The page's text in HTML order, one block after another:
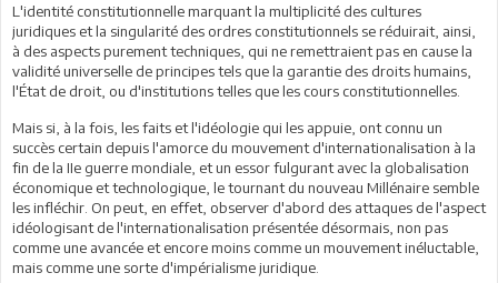
L'identité constitutionnelle marquant la multiplicité des cultures
juridiques et la singularité des ordres constitutionnels se réduirait, ainsi,
à des aspects purement techniques, qui ne remettraient pas en cause la
validité universelle de principes tels que la garantie des droits humains,
l'État de droit, ou d'institutions telles que les cours constitutionnelles.
Mais si, à la fois, les faits et l'idéologie qui les appuie, ont connu un
succès certain depuis l'amorce du mouvement d'internationalisation à la
fin de la IIe guerre mondiale, et un essor fulgurant avec la globalisation
économique et technologique, le tournant du nouveau Millénaire semble
les infléchir. On peut, en effet, observer d'abord des attaques de l'aspect
idéologisant de l'internationalisation présentée désormais, non pas
comme une avancée et encore moins comme un mouvement inéluctable,
mais comme une sorte d'impérialisme juridique.